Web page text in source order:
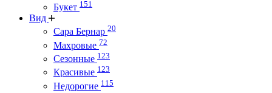
Букет 151
Вид
Сара Бернар 20
Махровые 72
Сезонные 123
Красивые 123
Недорогие 115